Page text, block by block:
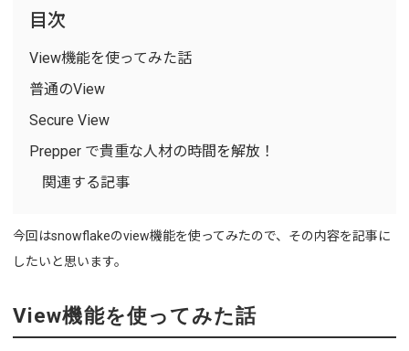
目次
View機能を使ってみた話
普通のView
Secure View
Prepper で貴重な人材の時間を解放！
関連する記事
今回はsnowflakeのview機能を使ってみたので、その内容を記事に
したいと思います。
View機能を使ってみた話